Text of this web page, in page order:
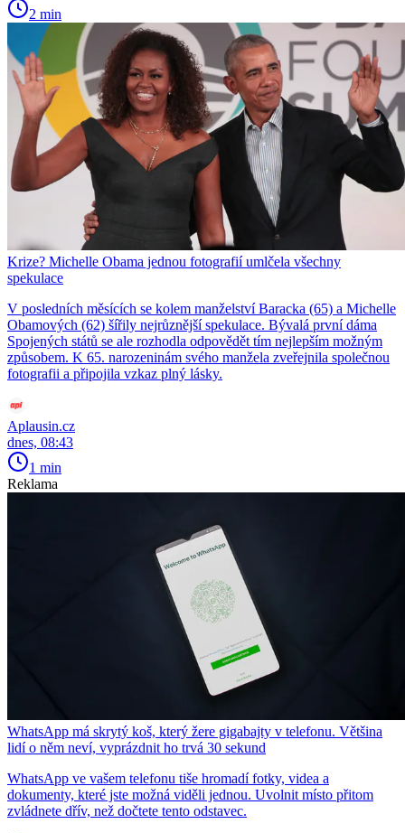
2 min
Krize? Michelle Obama jednou fotografií umlčela všechny
spekulace
V posledních měsících se kolem manželství Baracka (65) a Michelle
Obamových (62) šířily nejrůznější spekulace. Bývalá první dáma
Spojených států se ale rozhodla odpovědět tím nejlepším možným
způsobem. K 65. narozeninám svého manžela zveřejnila společnou
fotografii a připojila vzkaz plný lásky.
Aplausin.cz
dnes, 08:43
1 min
Reklama
WhatsApp má skrytý koš, který žere gigabajty v telefonu. Většina
lidí o něm neví, vyprázdnit ho trvá 30 sekund
WhatsApp ve vašem telefonu tiše hromadí fotky, videa a
dokumenty, které jste možná viděli jednou. Uvolnit místo přitom
zvládnete dřív, než dočtete tento odstavec.